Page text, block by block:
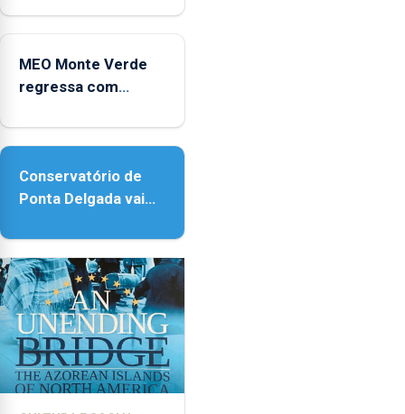
2025
Micaelense
MEO Monte Verde
regressa com
acessibilidade
Conservatório de
Ponta Delgada vai
instrumentos